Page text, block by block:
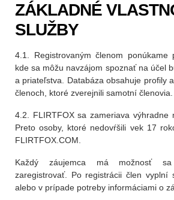
ZÁKLADNÉ
SLUŽBY
4.1. Registrovaným členom ponúkame
kde sa môžu navzájom spoznať na účel
a priateľstva. Databáza obsahuje profily
členoch, ktoré zverejnili samotní členovia.
4.2. FLIRTFOX sa zameriava výhradne
Preto osoby, ktoré nedovŕšili vek 17
FLIRTFOX.COM.
Každý záujemca má možnosť
zaregistrovať. Po registrácii člen vyplní
alebo v prípade potreby informáciami o